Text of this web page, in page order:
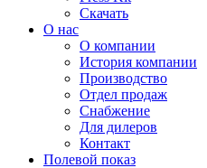
Скачать
О нас
О компании
История компании
Производство
Отдел продаж
Cнабжение
Для дилеров
Контакт
Полевой показ